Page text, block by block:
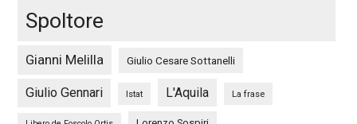
Spoltore
Gianni Melilla Giulio Cesare Sottanelli
Giulio Gennari Istat L'Aquila La frase